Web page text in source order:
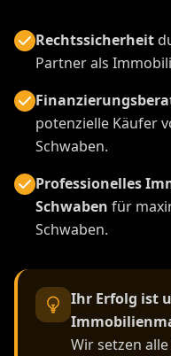
Rechtssicherheit
Partner als
potenzielle Käufer
Schwaben.
Professionelles
Schwaben für
Schwaben.
Ihr Erfolg ist
Wir setzen